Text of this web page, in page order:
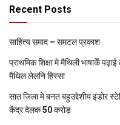
Recent Posts
साहित्य समाद – समटल प्रकाश
प्राथमिक शि‍क्षा मे मैथि‍ली भाषाकेँ
मैथिल लेलनि हिस्सा
सात जिला मे बनत बहुउद्देशीय इंडोर
केंद्र देलक 50 करोड़